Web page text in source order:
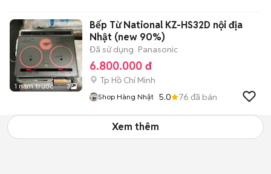
1 năm trước 3
Bếp Từ National KZ-HS32D nội địa
Nhật (new 90%)
Đã sử dụng Panasonic
6.800.000 đ
Tp Hồ Chí Minh
Shop Hàng Nhật 5.0 76 đã bán
Xem thêm